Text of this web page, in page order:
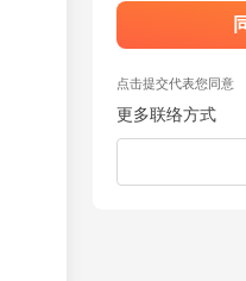
点击提交代表您同意
更多联络方式